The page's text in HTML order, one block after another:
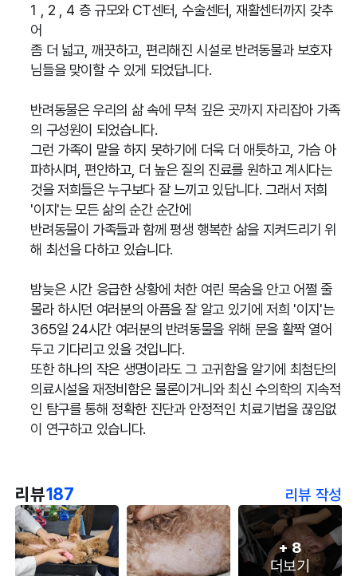
1 , 2 , 4 층 규모와 CT센터, 수술센터, 재활센터까지 갖추
어
좀 더 넓고, 깨끗하고, 편리해진 시설로 반려동물과 보호자
님들을 맞이할 수 있게 되었답니다.
반려동물은 우리의 삶 속에 무척 깊은 곳까지 자리잡아 가족
의 구성원이 되었습니다.
그런 가족이 말을 하지 못하기에 더욱 더 애틋하고, 가슴 아
파하시며, 편안하고, 더 높은 질의 진료를 원하고 계시다는
것을 저희들은 누구보다 잘 느끼고 있답니다. 그래서 저희
'이지'는 모든 삶의 순간 순간에
반려동물이 가족들과 함께 평생 행복한 삶을 지켜드리기 위
해 최선을 다하고 있습니다.
밤늦은 시간 응급한 상황에 처한 여린 목숨을 안고 어쩔 줄
몰라 하시던 여러분의 아픔을 잘 알고 있기에 저희 '이지'는
365일 24시간 여러분의 반려동물을 위해 문을 활짝 열어
두고 기다리고 있을 것입니다.
또한 하나의 작은 생명이라도 그 고귀함을 알기에 최첨단의
의료시설을 재정비함은 물론이거니와 최신 수의학의 지속적
인 탐구를 통해 정확한 진단과 안정적인 치료기법을 끊임없
이 연구하고 있습니다.
리뷰187 리뷰 작성
+8
더보기